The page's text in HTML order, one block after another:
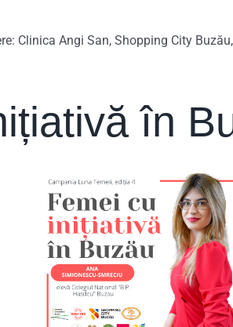
Clinica Angi San, Shopping City
în